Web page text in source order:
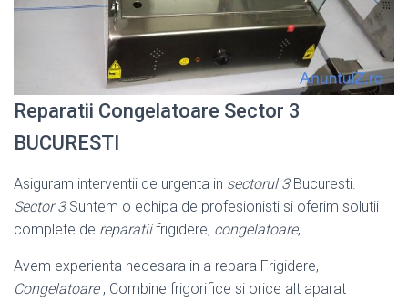
Reparatii Congelatoare Sector 3
BUCURESTI
Asiguram interventii de urgenta in sectorul 3Bucuresti.
Sector 3Suntem o echipa de profesionisti si oferim solutii
complete de reparatiifrigidere, congelatoare,
Avem experienta necesara in a repara Frigidere,
Congelatoare, Combine frigorifice si orice alt aparat